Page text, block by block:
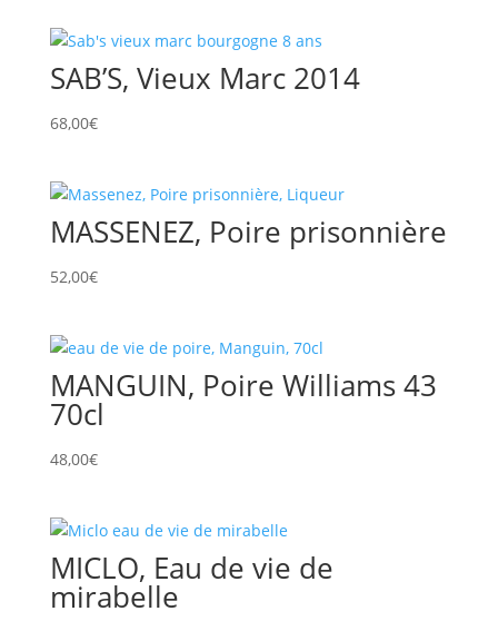
SAB’S, Vieux Marc 2014
68,00€
MASSENEZ, Poire prisonnière
52,00€
MANGUIN, Poire Williams 43
70cl
48,00€
MICLO, Eau de vie de
mirabelle